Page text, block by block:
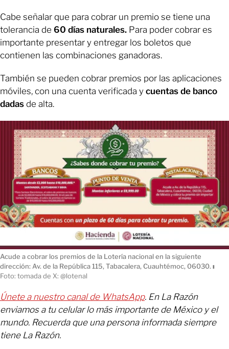
Cabe señalar que para cobrar un premio se tiene una
tolerancia de 60 días naturales. Para poder cobrar es
importante presentar y entregar los boletos que
contienen las combinaciones ganadoras.
También se pueden cobrar premios por las aplicaciones
móviles, con una cuenta verificada y cuentas de banco
dadas de alta.
Acude a cobrar los premios de la Lotería nacional en la siguiente
dirección: Av. de la República 115, Tabacalera, Cuauhtémoc, 06030. ı
Foto: tomada de X: @lotenal
Únete a nuestro canal de WhatsApp. En La Razón
enviamos a tu celular lo más importante de México y el
mundo. Recuerda que una persona informada siempre
tiene La Razón.